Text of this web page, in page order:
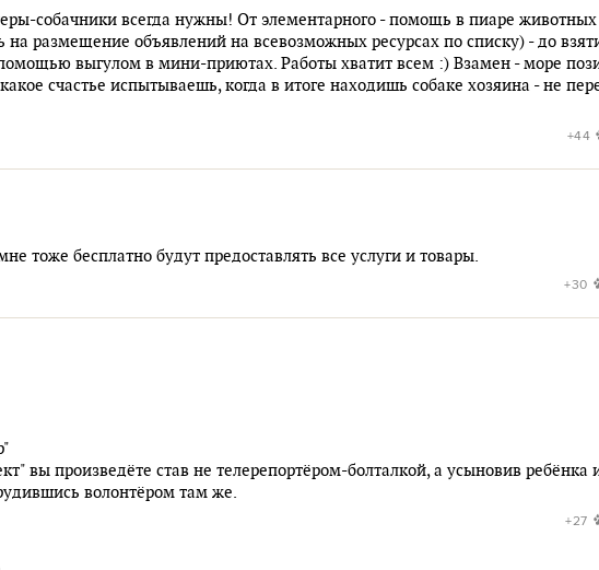
собачники всегда нужны! От элементарного - помощь в пиаре животных
размещение объявлений на всевозможных ресурсах по списку) - до
выгулом в мини-приютах. Работы хватит всем :) Взамен - море
счастье испытываешь, когда в итоге находишь собаке хозяина - не
+44
тоже бесплатно будут предоставлять все услуги и товары.
+30
вы произведёте став не телерепортёром-болталкой, а усыновив ребёнка
волонтёром там же.
+27